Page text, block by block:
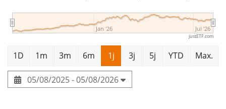
Jan '26 Jul '26
justETF.com
1D 1m 3m 6m 1j 3j 5j YTD Max.
05/08/2025 - 05/08/2026